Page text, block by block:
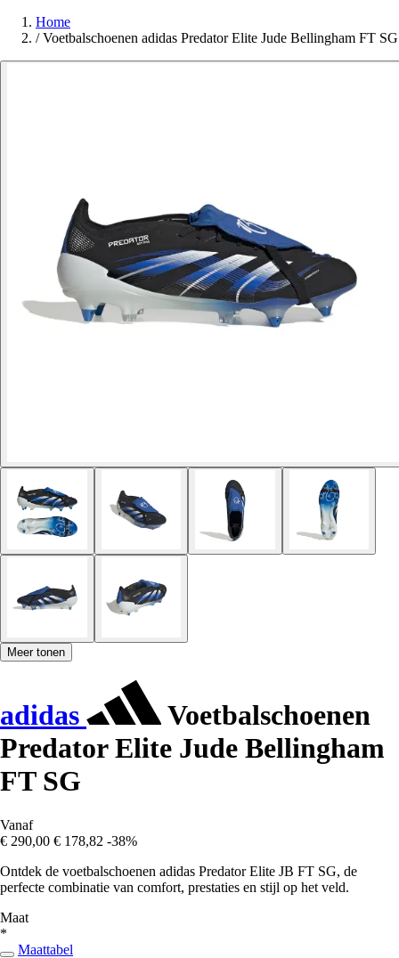
Home
/ Voetbalschoenen adidas Predator Elite Jude Bellingham FT SG
Meer tonen
adidas
Voetbalschoenen
Predator Elite Jude Bellingham
FT SG
Vanaf
€ 290,00 € 178,82 -38%
Ontdek de voetbalschoenen adidas Predator Elite JB FT SG, de
perfecte combinatie van comfort, prestaties en stijl op het veld.
Maat
*
Maattabel